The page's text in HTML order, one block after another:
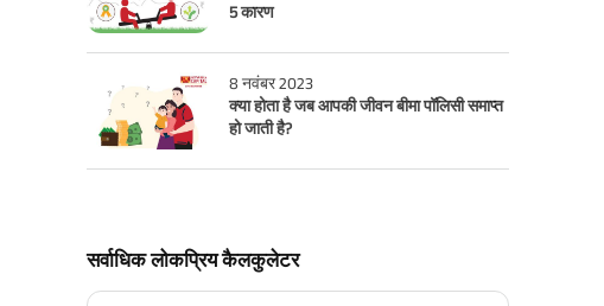
5 कारण
8 नवंबर 2023
क्या होता है जब आपकी जीवन बीमा पॉलिसी समाप्त
हो जाती है?
सर्वाधिक लोकप्रिय कैलकुलेटर